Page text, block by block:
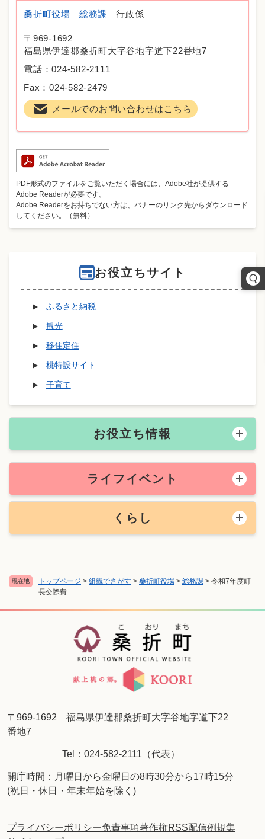
現在地 トップページ > 組織でさがす > 桑折町役場 > 総務課 > 令和7年度町
長交際費
桑折町役場 総務課 行政係
〒969-1692
福島県伊達郡桑折町大字谷地字道下22番地7
電話：024-582-2111
Fax：024-582-2479
メールでのお問い合わせはこちら
PDF形式のファイルをご覧いただく場合には、Adobe社が提供する
Adobe Readerが必要です。
Adobe Readerをお持ちでない方は、バナーのリンク先からダウンロード
してください。（無料）
お役立ちサイト
ふるさと納税
観光
移住定住
桃特設サイト
子育て
お役立ち情報
ライフイベント
くらし
〒969-1692 福島県伊達郡桑折町大字谷地字道下22
番地7
Tel：024-582-2111（代表）
開庁時間：月曜日から金曜日の8時30分から17時15分
(祝日・休日・年末年始を除く)
プライバシーポリシー免責事項著作権RSS配信例規集